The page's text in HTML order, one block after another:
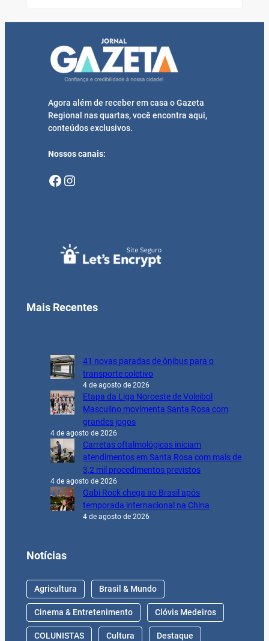
Agora além de receber em casa o Gazeta
Regional nas quartas, você encontra aqui,
conteúdos exclusivos.
Nossos canais:
Facebook Instagram
Mais Recentes
41 novas paradas de ônibus para o
transporte coletivo
4 de agosto de 2026
Etapa da Liga Noroeste de Voleibol
Masculino movimenta Santa Rosa com
grandes jogos
4 de agosto de 2026
Carretas oftalmológicas iniciam
atendimentos em Santa Rosa com mais de
3,2 mil procedimentos previstos
4 de agosto de 2026
Gabi Rock chega ao Brasil após
temporada internacional na China
4 de agosto de 2026
Notícias
Agricultura Brasil & Mundo
Cinema & Entretenimento Clóvis Medeiros
COLUNISTAS Cultura Destaque